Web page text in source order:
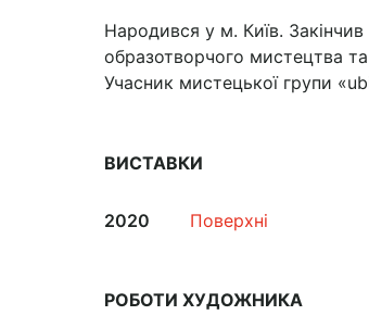
Народився у м. Київ.
образотворчого мистецтва
Учасник мистецької групи
ВИСТАВКИ
2020 Поверхні
РОБОТИ ХУДОЖНИКА